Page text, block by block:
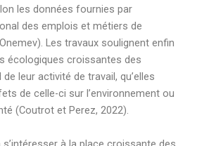
les données fournies par
des emplois et métiers de
Les travaux soulignent enfin
écologiques croissantes des
de leur activité de travail, qu’elles
de celle-ci sur l’environnement ou
(Coutrot et Perez, 2022).